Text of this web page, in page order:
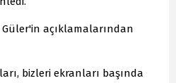
Güler'in açıklamalarından
bizleri ekranları başında